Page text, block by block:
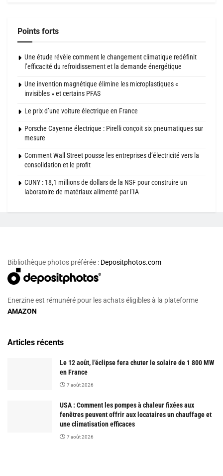
Points forts
Une étude révèle comment le changement climatique redéfinit
l’efficacité du refroidissement et la demande énergétique
Une invention magnétique élimine les microplastiques «
invisibles » et certains PFAS
Le prix d’une voiture électrique en France
Porsche Cayenne électrique : Pirelli conçoit six pneumatiques sur
mesure
Comment Wall Street pousse les entreprises d’électricité vers la
consolidation et le profit
CUNY : 18,1 millions de dollars de la NSF pour construire un
laboratoire de matériaux alimenté par l’IA
Bibliothèque photos préférée : Depositphotos.com
Enerzine est rémunéré pour les achats éligibles à la plateforme
AMAZON
Articles récents
Le 12 août, l’éclipse fera chuter le solaire de 1 800 MW
en France
7 août 2026
USA : Comment les pompes à chaleur fixées aux
fenêtres peuvent offrir aux locataires un chauffage et
une climatisation efficaces
7 août 2026